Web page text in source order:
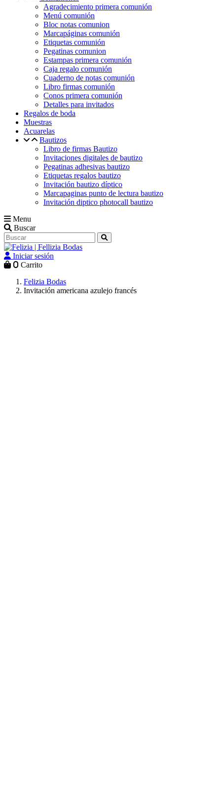
Agradecimiento primera comunión
Menú comunión
Bloc notas comunion
Marcapáginas comunión
Etiquetas comunión
Pegatinas comunion
Estampas primera comunión
Caja regalo comunión
Cuaderno de notas comunión
Libro firmas comunión
Conos primera comunión
Detalles para invitados
Regalos de boda
Muestras
Acuarelas
Bautizos
Libro de firmas Bautizo
Invitaciones digitales de bautizo
Pegatinas adhesivas bautizo
Etiquetas regalos bautizo
Invitación bautizo díptico
Marcapaginas punto de lectura bautizo
Invitación diptico photocall bautizo
Menu
Buscar
Iniciar sesión
0 Carrito
Felizia Bodas
Invitación americana azulejo francés